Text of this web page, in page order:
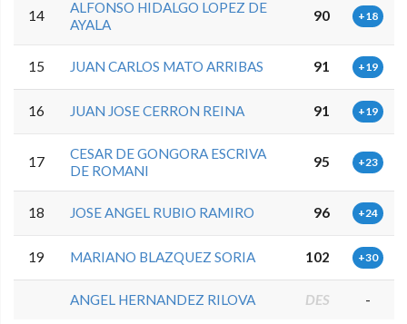
14
ALFONSO HIDALGO LOPEZ DE
AYALA
90 +18
15 JUAN CARLOS MATO ARRIBAS 91 +19
16 JUAN JOSE CERRON REINA 91 +19
17
CESAR DE GONGORA ESCRIVA
DE ROMANI
95 +23
18 JOSE ANGEL RUBIO RAMIRO 96 +24
19 MARIANO BLAZQUEZ SORIA 102 +30
ANGEL HERNANDEZ RILOVA DES -